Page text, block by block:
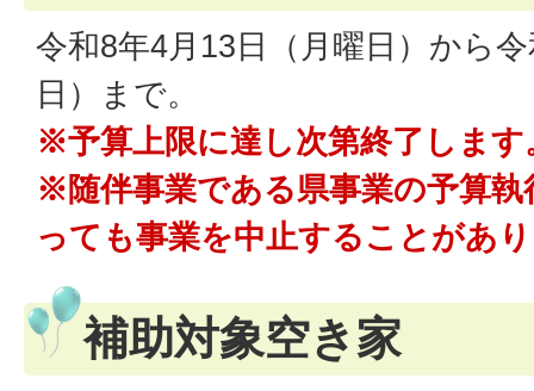
令和8年4月13日（月曜日）から
日）まで。
※予算上限に達し次第終了します
※随伴事業である県事業の予算
っても事業を中止することがあ
補助対象空き家